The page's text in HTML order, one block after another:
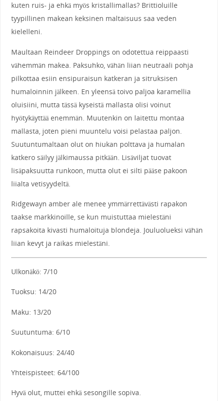
kuten ruis- ja ehkä myös kristallimallas? Brittioluille
tyypillinen makean keksinen maltaisuus saa veden
kielelleni.
Maultaan Reindeer Droppings on odotettua reippaasti
vähemmän makea. Paksuhko, vähän liian neutraali pohja
pilkottaa esiin ensipuraisun katkeran ja sitruksisen
humaloinnin jälkeen. En yleensä toivo paljoa karamellia
oluisiini, mutta tässä kyseistä mallasta olisi voinut
hyötykäyttää enemmän. Muutenkin on laitettu montaa
mallasta, joten pieni muuntelu voisi pelastaa paljon.
Suutuntumaltaan olut on hiukan polttava ja humalan
katkero säilyy jälkimaussa pitkään. Lisäviljat tuovat
lisäpaksuutta runkoon, mutta olut ei silti pääse pakoon
liialta vetisyydeltä.
Ridgewayn amber ale menee ymmärrettävästi rapakon
taakse markkinoille, se kun muistuttaa mielestäni
rapsakoita kivasti humaloituja blondeja. Jouluolueksi vähän
liian kevyt ja raikas mielestäni.
Ulkonäkö: 7/10
Tuoksu: 14/20
Maku: 13/20
Suutuntuma: 6/10
Kokonaisuus: 24/40
Yhteispisteet: 64/100
Hyvä olut, muttei ehkä sesongille sopiva.